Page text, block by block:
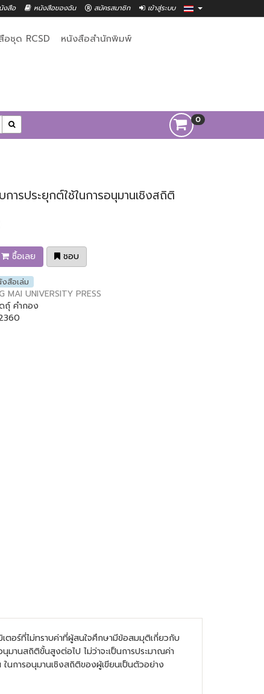
งสือ หนังสือของฉัน สมัครสมาชิก เข้าสู่ระบบ
อชุด RCSD หนังสือสำนักพิมพ์
0
การประยุกต์ใช้ในการอนุมานเชิงสถิติ
ซื้อเลย
ชอบ
สือเล่ม
MAI UNIVERSITY PRESS
ถุ์ คำกอง
ตอร์ที่ไม่ทราบค่าที่ผู้สนใจศึกษามีข้อสมมุติเกี่ยวกับ
มานสถิติขั้นสูงต่อไป ไม่ว่าจะเป็นการประมาณค่า
นการอนุมานเชิงสถิติของผู้เขียนเป็นตัวอย่าง